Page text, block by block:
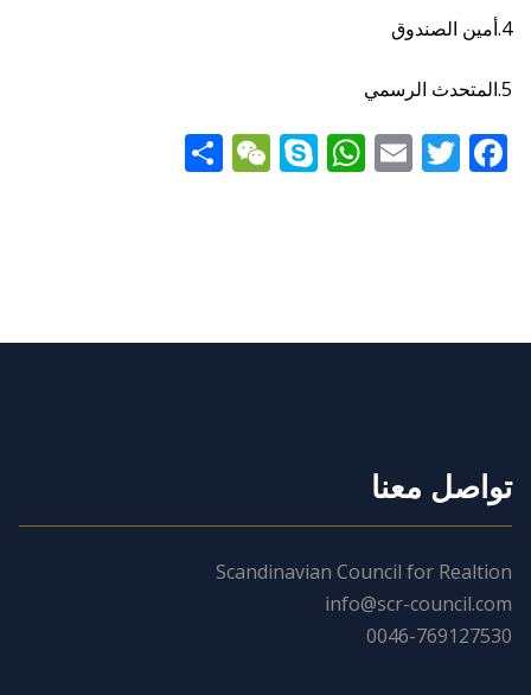
4.أمين الصندوق
5.المتحدث الرسمي
Facebook
Twitter
Email
WhatsApp
Skype
WeChat
Share
تواصل معنا
Scandinavian Council for Realtion
info@scr-council.com
0046-769127530